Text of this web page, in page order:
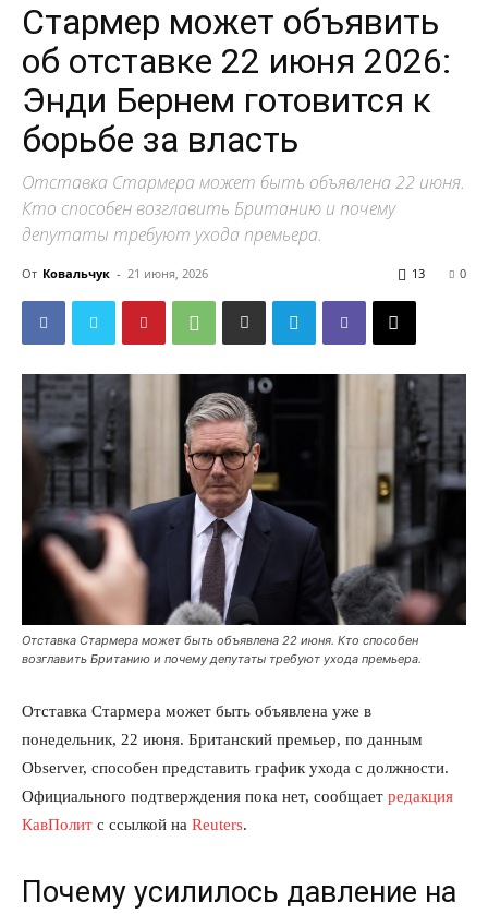
Стармер может объявить
об отставке 22 июня 2026:
Энди Бернем готовится к
борьбе за власть
Отставка Стармера может быть объявлена 22 июня.
Кто способен возглавить Британию и почему
депутаты требуют ухода премьера.
От Ковальчук - 21 июня, 2026 0
13
Отставка Стармера может быть объявлена 22 июня. Кто способен
возглавить Британию и почему депутаты требуют ухода премьера.
Отставка Стармера может быть объявлена уже в
понедельник, 22 июня. Британский премьер, по данным
Observer, способен представить график ухода с должности.
Официального подтверждения пока нет, сообщает редакция
КавПолит с ссылкой на Reuters.
Почему усилилось давление на